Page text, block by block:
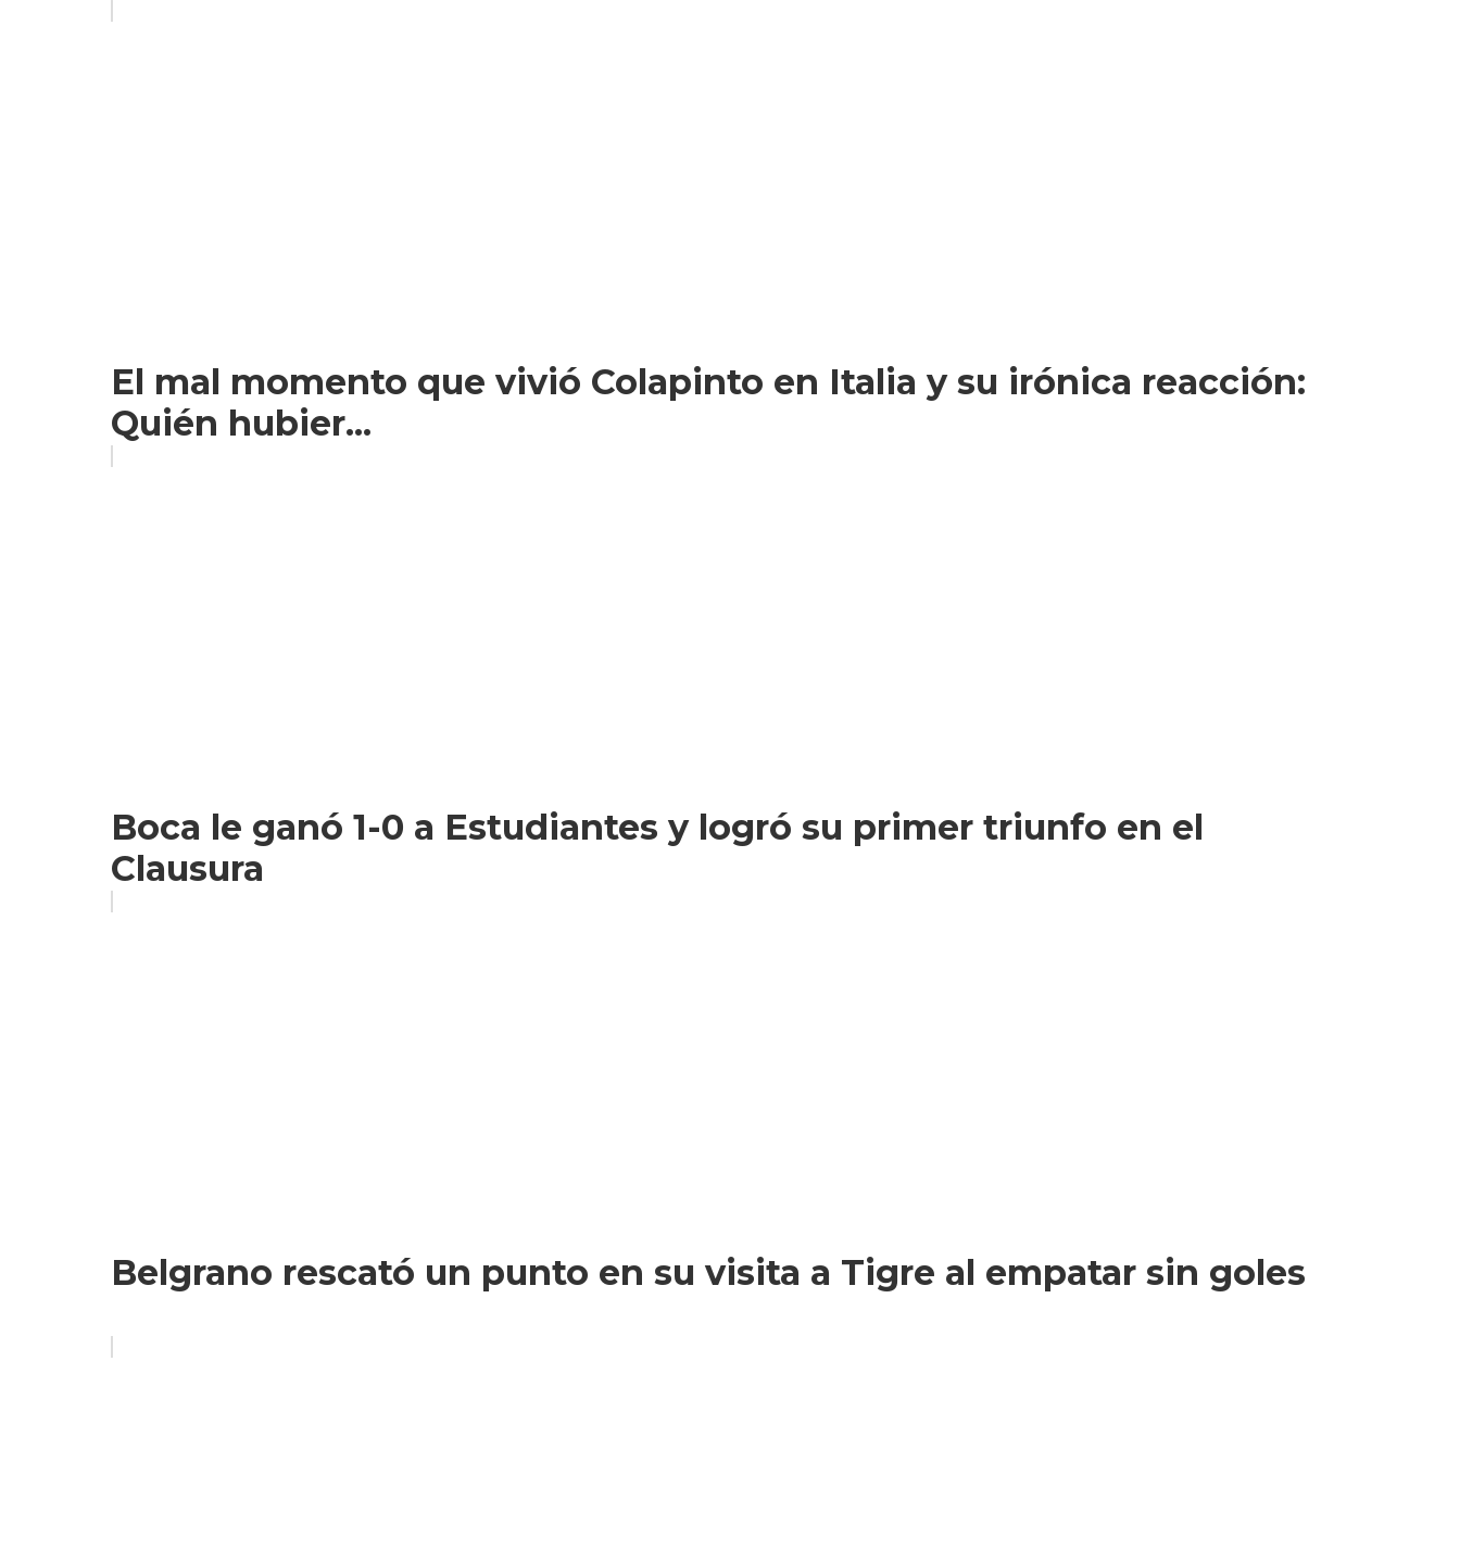
El mal momento que vivió Colapinto en Italia y su irónica reacción:
Quién hubier...
Boca le ganó 1-0 a Estudiantes y logró su primer triunfo en el
Clausura
Belgrano rescató un punto en su visita a Tigre al empatar sin goles